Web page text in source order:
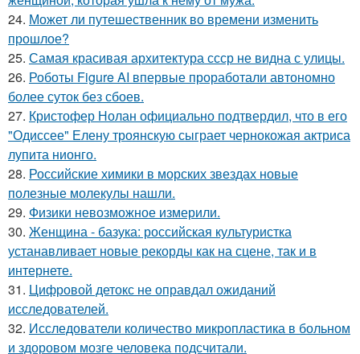
24. Может ли путешественник во времени изменить
прошлое?
25. Самая красивая архитектура ссср не видна с улицы.
26. Роботы Figure AI впервые проработали автономно
более суток без сбоев.
27. Кристофер Нолан официально подтвердил, что в его
"Одиссее" Елену троянскую сыграет чернокожая актриса
лупита нионго.
28. Российские химики в морских звездах новые
полезные молекулы нашли.
29. Физики невозможное измерили.
30. Женщина - базука: российская культуристка
устанавливает новые рекорды как на сцене, так и в
интернете.
31. Цифровой детокс не оправдал ожиданий
исследователей.
32. Исследователи количество микропластика в больном
и здоровом мозге человека подсчитали.